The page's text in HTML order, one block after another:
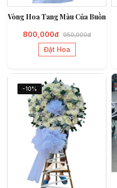
Vòng Hoa Tang Màu Của Buồn
800,000đ 950,000đ
Đặt Hoa
-10%